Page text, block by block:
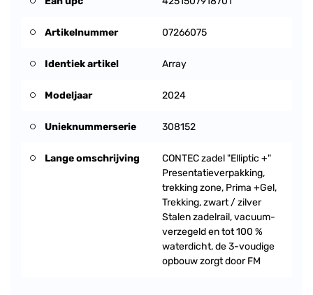
Artikelnummer 07266075
Identiek artikel Array
Modeljaar 2024
Unieknummerserie 308152
Lange omschrijving
CONTEC zadel "Elliptic +"
Presentatieverpakking,
trekking zone, Prima +Gel,
Trekking, zwart / zilver
Stalen zadelrail, vacuum-
verzegeld en tot 100 %
waterdicht, de 3-voudige
opbouw zorgt door FM